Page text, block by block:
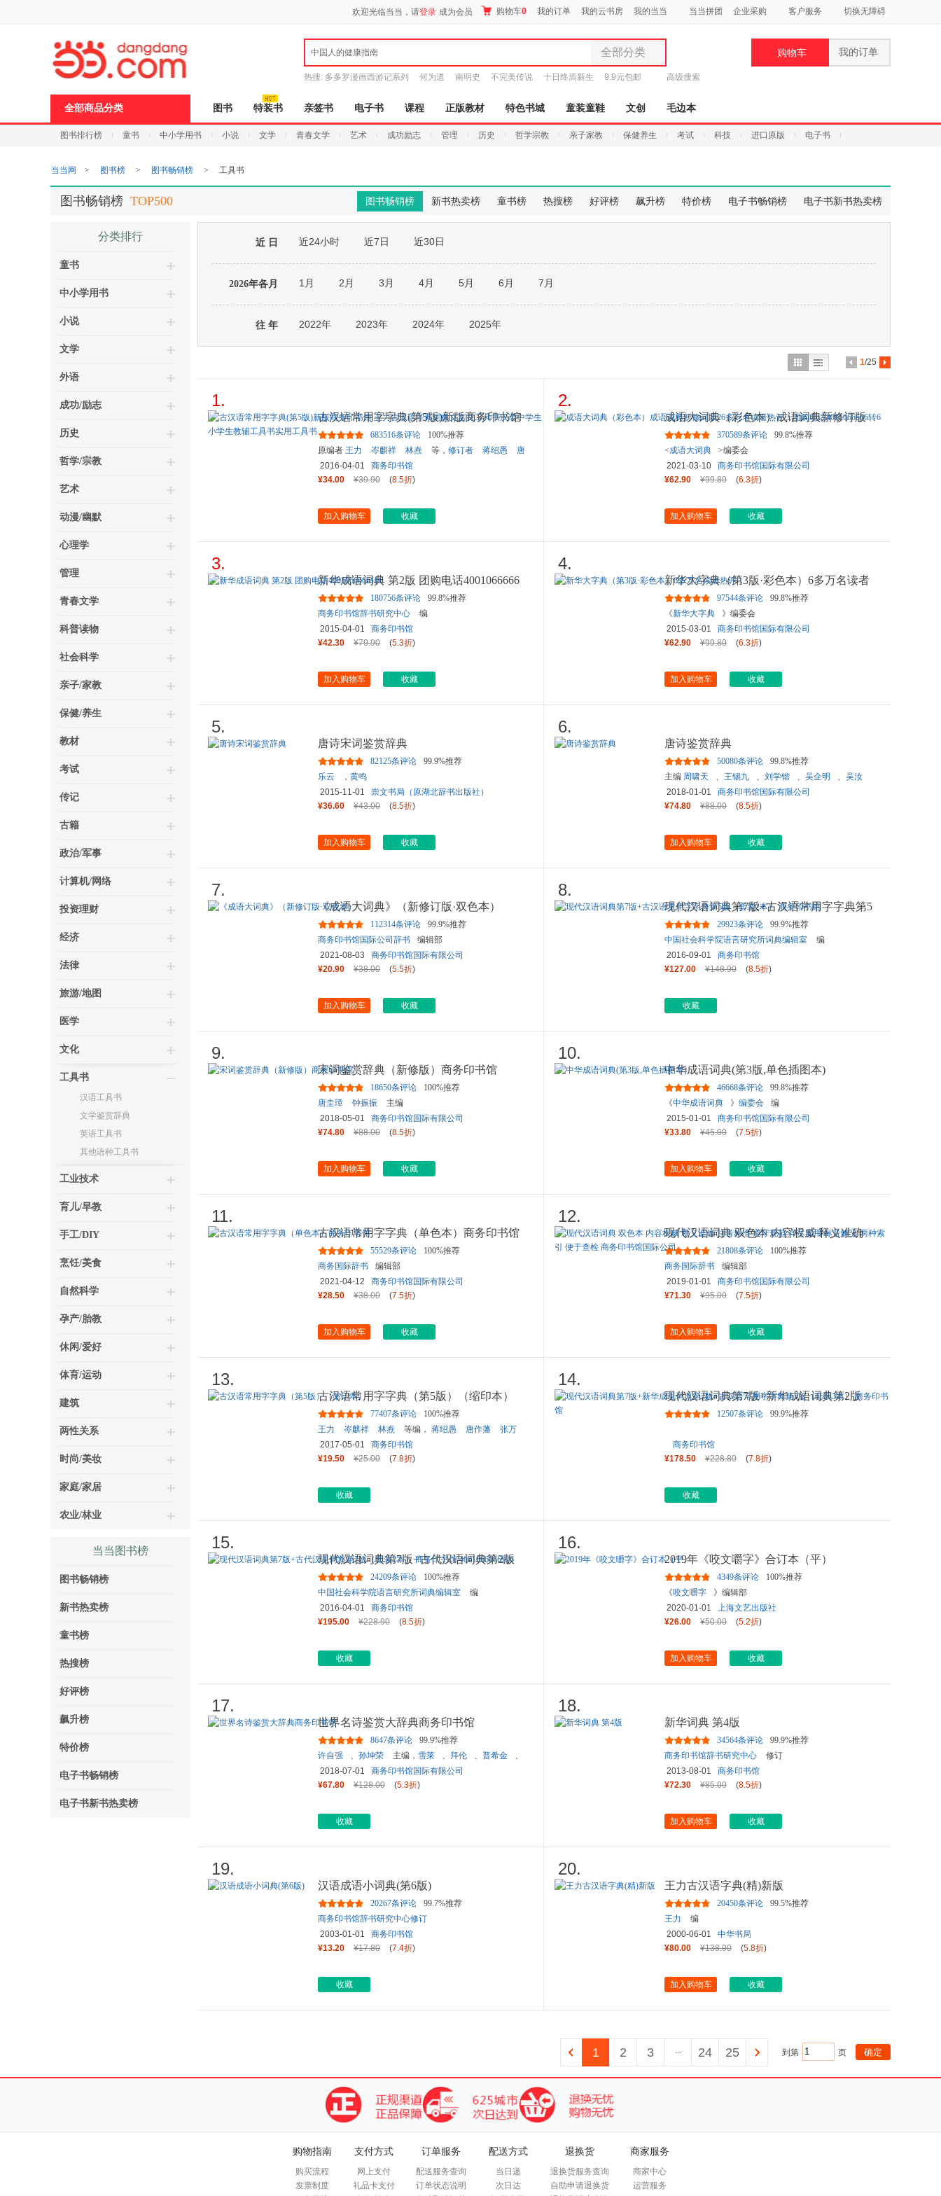
欢迎光临当当，请登录 成为会员 购物车0 我的订单 我的云书房 我的当当 当当拼团 企业采购 客户服务 切换无障碍
中国人的健康指南 全部分类
全部分类
图书
电子书
音像
玩具
孕婴服饰
热搜: 多多罗漫画西游记系列 何为道 南明史 不完美传说 十日终焉新生 9.9元包邮 高级搜索
购物车 我的订单
全部商品分类 图书 特装书 亲签书 电子书 课程 正版教材 特色书城 童装童鞋 文创 毛边本
图书排行榜 童书 中小学用书 小说 文学 青春文学 艺术 成功励志 管理 历史 哲学宗教 亲子家教 保健养生 考试 科技 进口原版 电子书
页
当当网 > 图书榜 > 图书畅销榜 > 工具书
图书畅销榜 新书热卖榜 童书榜 热搜榜 好评榜 飙升榜 特价榜 电子书畅销榜 电子书新书热卖榜
图书畅销榜 TOP500
分类排行
童书
中小学用书
小说
文学
外语
成功/励志
历史
哲学/宗教
艺术
动漫/幽默
心理学
管理
青春文学
科普读物
社会科学
亲子/家教
保健/养生
教材
考试
传记
古籍
政治/军事
计算机/网络
投资理财
经济
法律
旅游/地图
医学
文化
工具书
汉语工具书
文学鉴赏辞典
英语工具书
其他语种工具书
工业技术
育儿/早教
手工/DIY
烹饪/美食
自然科学
孕产/胎教
休闲/爱好
体育/运动
建筑
两性关系
时尚/美妆
家庭/家居
农业/林业
当当图书榜
图书畅销榜
新书热卖榜
童书榜
热搜榜
好评榜
飙升榜
特价榜
电子书畅销榜
电子书新书热卖榜
近 日 近24小时 近7日 近30日
2026年各月 1月 2月 3月 4月 5月 6月 7月
往 年 2022年 2023年 2024年 2025年
1/25
1.
古汉语常用字字典(第5版)新版商务印书馆
王力古汉语字典词典文言...
683516条评论
100%推荐
原编者 王力 岑麒祥 林焘 等， 修订者 蒋绍愚
唐
作藩
张万起 等
2016-04-01
商务印书馆
¥34.00
¥39.90 (8.5折)
加入购物车 收藏
2.
成语大词典（彩色本）成语词典新修订版
26多万名读者热评！团购电...
370589条评论
99.8%推荐
<成语大词典
>编委会
2021-03-10
商务印书馆国际有限公司
¥62.90
¥99.80 (6.3折)
加入购物车 收藏
3.
新华成语词典 第2版 团购电话4001066666
转6
180756条评论
99.8%推荐
商务印书馆辞书研究中心
编
2015-04-01
商务印书馆
¥42.30
¥79.90 (5.3折)
加入购物车 收藏
4.
新华大字典（第3版·彩色本）6多万名读者
热评！
97544条评论
99.8%推荐
《新华大字典
》编委会
2015-03-01
商务印书馆国际有限公司
¥62.90
¥99.80 (6.3折)
加入购物车 收藏
5.
唐诗宋词鉴赏辞典
82125条评论
99.9%推荐
乐云
， 黄鸣
2015-11-01
崇文书局（原湖北辞书出版社）
¥36.60
¥43.00 (8.5折)
加入购物车 收藏
6.
唐诗鉴赏辞典
50080条评论
99.8%推荐
主编 周啸天 、 王锡九 、 刘学锴 、 吴企明 、 吴汝
煜
、周振甫 、陶道恕 、管遗瑞 、
原
等
2018-01-01
商务印书馆国际有限公司
¥74.80
¥88.00 (8.5折)
加入购物车 收藏
7.
《成语大词典》（新修订版·双色本）
112314条评论
99.9%推荐
商务印书馆国际公司辞书
编辑部
2021-08-03
商务印书馆国际有限公司
¥20.90
¥38.00 (5.5折)
加入购物车 收藏
8.
现代汉语词典第7版+古汉语常用字字典第5
版（套装2本） 商务印书馆...
29923条评论
99.9%推荐
中国社会科学院语言研究所词典编辑室
编
2016-09-01
商务印书馆
¥127.00
¥148.90 (8.5折)
收藏
9.
宋词鉴赏辞典（新修版）商务印书馆
18650条评论
100%推荐
唐圭璋
钟振振
主编
2018-05-01
商务印书馆国际有限公司
¥74.80
¥88.00 (8.5折)
加入购物车 收藏
10.
中华成语词典(第3版,单色插图本)
46668条评论
99.8%推荐
《中华成语词典 》 编委会
编
2015-01-01
商务印书馆国际有限公司
¥33.80
¥45.00 (7.5折)
加入购物车 收藏
11.
古汉语常用字字典（单色本）商务印书馆
55529条评论
100%推荐
商务国际辞书
编辑部
2021-04-12
商务印书馆国际有限公司
¥28.50
¥38.00 (7.5折)
加入购物车 收藏
12.
现代汉语词典 双色本 内容权威 释义准确
注音标准 遵守规范 详尽...
21808条评论
100%推荐
商务国际辞书
编辑部
2019-01-01
商务印书馆国际有限公司
¥71.30
¥95.00 (7.5折)
加入购物车 收藏
13.
古汉语常用字字典（第5版）（缩印本）
77407条评论
100%推荐
王力
岑麒祥 林焘 等编， 蒋绍愚 唐作藩
张万
起
等修订
2017-05-01
商务印书馆
¥19.50
¥25.00 (7.8折)
收藏
14.
现代汉语词典第7版+新华成语词典第2版
+古汉语常用字字典第5版（套
12507条评论 99.9%推荐
商务印书馆
¥178.50
¥228.80 (7.8折)
收藏
15.
现代汉语词典第7版+古代汉语词典第2版
（套装2本） 商务印书馆 40...
24209条评论
100%推荐
中国社会科学院语言研究所词典编辑室
编
2016-04-01
商务印书馆
¥195.00
¥228.90 (8.5折)
收藏
16.
2019年《咬文嚼字》合订本（平）
4349条评论
100%推荐
《咬文嚼字
》编辑部
2020-01-01
上海文艺出版社
¥26.00
¥50.00 (5.2折)
加入购物车 收藏
17.
世界名诗鉴赏大辞典商务印书馆
8647条评论
99.9%推荐
许自强
、 孙坤荣 主编， 雪莱 、 拜伦 、 普希金
、
裴多菲
、泰戈尔 、惠特曼 、聂鲁达
萨福
译
2018-07-01
商务印书馆国际有限公司
¥67.80
¥128.00 (5.3折)
收藏
18.
新华词典 第4版
34564条评论
99.9%推荐
商务印书馆辞书研究中心
修订
2013-08-01
商务印书馆
¥72.30
¥85.00 (8.5折)
加入购物车 收藏
19.
汉语成语小词典(第6版)
20267条评论
99.7%推荐
商务印书馆辞书研究中心修订
2003-01-01
商务印书馆
¥13.20
¥17.80 (7.4折)
收藏
20.
王力古汉语字典(精)新版
20450条评论
99.5%推荐
王力
编
2000-06-01
中华书局
¥80.00
¥138.00 (5.8折)
加入购物车 收藏
1 2 3 ... 24 25 到第 页
购物指南
购买流程
发票制度
支付方式
网上支付
礼品卡支付
订单服务
配送服务查询
订单状态说明
配送方式
当日递
次日达
退换货
退换货服务查询
自助申请退换货
商家服务
商家中心
运营服务